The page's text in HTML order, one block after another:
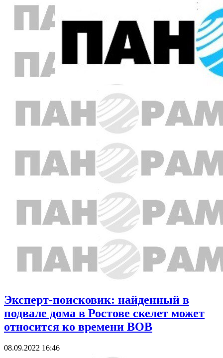
Эксперт-поисковик: найденный в
подвале дома в Ростове скелет может
относится ко времени ВОВ
08.09.2022 16:46